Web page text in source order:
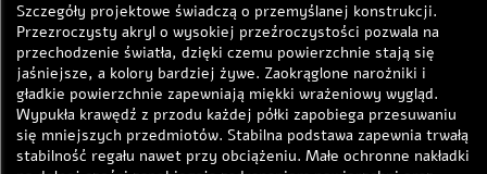
Szczegóły projektowe świadczą o przemyślanej konstrukcji.
Przezroczysty akryl o wysokiej przeźroczystości pozwala na
przechodzenie światła, dzięki czemu powierzchnie stają się
jaśniejsze, a kolory bardziej żywe. Zaokrąglone narożniki i
gładkie powierzchnie zapewniają miękki wrażeniowy wygląd.
Wypukła krawędź z przodu każdej półki zapobiega przesuwaniu
się mniejszych przedmiotów. Stabilna podstawa zapewnia trwałą
stabilność regału nawet przy obciążeniu. Małe ochronne nakładki